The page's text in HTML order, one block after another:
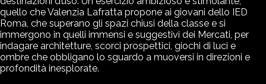
quello che Valenzia Lafratta propone ai giovani dello IED
Roma, che superano gli spazi chiusi della classe e si
immergono in quelli immensi e suggestivi dei Mercati, per
indagare architetture, scorci prospettici, giochi di luci e
ombre che obbligano lo sguardo a muoversi in direzioni e
profondità inesplorate.